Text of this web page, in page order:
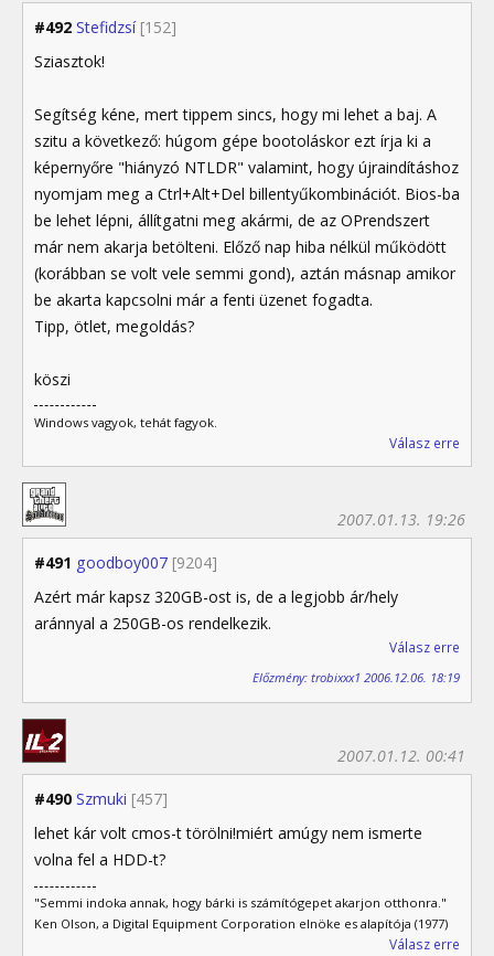
#492 Stefidzsí [152]
Sziasztok!
Segítség kéne, mert tippem sincs, hogy mi lehet a baj. A
szitu a következő: húgom gépe bootoláskor ezt írja ki a
képernyőre "hiányzó NTLDR" valamint, hogy újraindításhoz
nyomjam meg a Ctrl+Alt+Del billentyűkombinációt. Bios-ba
be lehet lépni, állítgatni meg akármi, de az OPrendszert
már nem akarja betölteni. Előző nap hiba nélkül működött
(korábban se volt vele semmi gond), aztán másnap amikor
be akarta kapcsolni már a fenti üzenet fogadta.
Tipp, ötlet, megoldás?
köszi
Windows vagyok, tehát fagyok.
Válasz erre
#491 goodboy007 [9204]
2007.01.13. 19:26
Azért már kapsz 320GB-ost is, de a legjobb ár/hely
aránnyal a 250GB-os rendelkezik.
Válasz erre
Előzmény: trobixxx1 2006.12.06. 18:19
#490 Szmuki [457]
2007.01.12. 00:41
lehet kár volt cmos-t törölni!miért amúgy nem ismerte
volna fel a HDD-t?
"Semmi indoka annak, hogy bárki is számítógepet akarjon otthonra."
Ken Olson, a Digital Equipment Corporation elnöke es alapítója (1977)
Válasz erre